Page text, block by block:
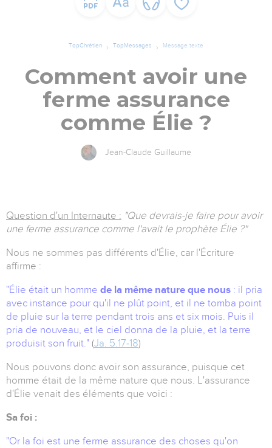
TopChrétien TopMessages Message texte
Comment avoir une
ferme assurance
comme Élie ?
Jean-Claude Guillaume
Question d'un Internaute : "Que devrais-je faire pour avoir
une ferme assurance comme l'avait le prophète Élie ?"
Nous ne sommes pas différents d'Élie, car l'Écriture
affirme :
"Élie était un homme de la même nature que nous : il pria
avec instance pour qu'il ne plût point, et il ne tomba point
de pluie sur la terre pendant trois ans et six mois. Puis il
pria de nouveau, et le ciel donna de la pluie, et la terre
produisit son fruit." (Ja. 5.17‑18)
Nous pouvons donc avoir son assurance, puisque cet
homme était de la même nature que nous. L'assurance
d'Élie venait des éléments que voici :
Sa foi :
"Or la foi est une ferme assurance des choses qu'on